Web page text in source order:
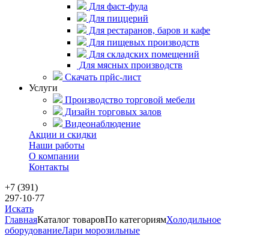
Для фаст-фуда
Для пиццерий
Для рестаранов, баров и кафе
Для пищевых производств
Для складских помещений
Для мясных производств
Скачать прйс-лист
Услуги
Производство торговой мебели
Дизайн торговых залов
Видеонаблюдение
Акции и скидки
Наши работы
О компании
Контакты
+7 (391)
297·10·77
Искать
ГлавнаяКаталог товаровПо категориямХолодильное
оборудованиеЛари морозильные